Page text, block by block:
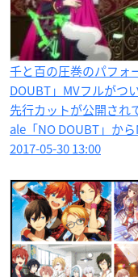
千と百の圧巻のパフォ
DOUBT」MVフルがつ
先行カットが公開され
ale「NO DOUBT」か
2017-05-30 13:00